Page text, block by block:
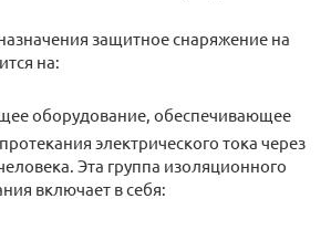
защитное снаряжение на
на:
оборудование, обеспечивающее
электрического тока через
Эта группа изоляционного
включает в себя: